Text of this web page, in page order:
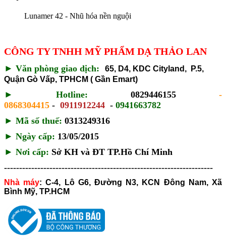
Lunamer 42 - Nhũ hóa nền nguội
CÔNG TY TNHH MỸ PHẨM DẠ THẢO LAN
► Văn phòng giao dịch:
65, D4, KDC Cityland, P.5,
Quận Gò Vấp, TPHCM ( Gần Emart)
► Hotline: 0829446155 -
0868304415 - 0911912244 - 0941663782
► Mã số thuế: 0313249316
► Ngày cấp: 13/05/2015
► Nơi cấp: Sở KH và ĐT TP.Hồ Chí Minh
---------------------------------------------------------------------
Nhà máy: C-4, Lô G6, Đường N3, KCN Đông Nam, Xã
Bình Mỹ, TP.HCM